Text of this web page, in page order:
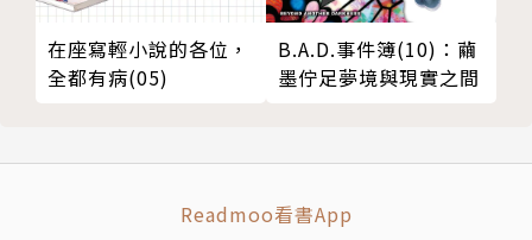
在座寫輕小說的各位，
全都有病(05)
B.A.D.事件簿(10)：繭
墨佇足夢境與現實之間
Readmoo看書App